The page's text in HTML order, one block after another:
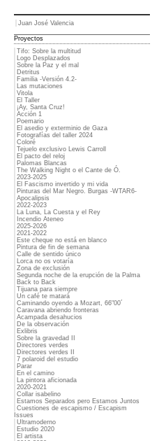
Juan José Valencia
Proyectos
Tifo: Sobre la multitud
Logo Desplazados
Sobre la Paz y el mal
Detritus
Familia -Versión 4.2-
Las mutaciones
Vitola
El Taller
¡Ay, Santa Cruz!
Acción 1
Poemario
El asedio y exterminio de Gaza
Fotografías del taller 2024
Coloré
Tejuelo exclusivo Lewis Carroll
El pacto del reloj
Palomas Blancas
The Walking Night o el Cante de Ó.
2023-2025
El Fascismo invertido y mi vida
Pinturas del Mar Negro. Burgas -WTAR6-
Apocalipsis
2022-2023
La Luna, La Cuesta y el Rey
Incendio Ateneo
2025-2026
2021-2022
Este cheque no está en blanco
Pintura de fin de semana
Calle de sentido único
Lorca no os votaría
Zona de exclusión
Segunda noche de la erupción de la Palma
Back to Back
Tijuana para siempre
Un café te matará
Caminando oyendo a Mozart, 66"00´
Caravana abriendo fronteras
Acampada desahucios
De la observación
Exlibris
Sobre la gravedad II
Directores verdes
Directores verdes II
7 polaroid del estudio
Parar
En el camino
La pintora aficionada
2020-2021
Collar isabelino
Estamos Separados pero Estamos Juntos
Cuestiones de escapismo / Escapism
Issues
Ultramoderno
Estudio 2020
El artista